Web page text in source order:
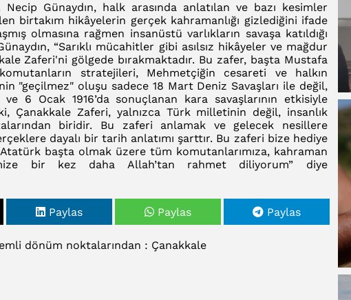
Günaydın, halk arasında anlatılan ve bazı kesimler
birtakım hikâyelerin gerçek kahramanlığı gizlediğini ifade
olmasına rağmen insanüstü varlıkların savaşa katıldığı
“Sarıklı mücahitler gibi asılsız hikâyeler ve mağdur
Zaferi'ni gölgede bırakmaktadır. Bu zafer, başta Mustafa
stratejileri, Mehmetçiğin cesareti ve halkın
"geçilmez" oluşu sadece 18 Mart Deniz Savaşları ile değil,
6 Ocak 1916’da sonuçlanan kara savaşlarının etkisiyle
Çanakkale Zaferi, yalnızca Türk milletinin değil, insanlık
biridir. Bu zaferi anlamak ve gelecek nesillere
dayalı bir tarih anlatımı şarttır. Bu zaferi bize hediye
başta olmak üzere tüm komutanlarımıza, kahraman
bir kez daha Allah’tan rahmet diliyorum” diye
Paylas Paylas Paylas
dönüm noktalarından : Çanakkale